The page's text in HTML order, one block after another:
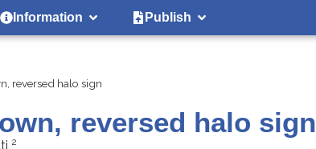
Information Publish
reversed halo sign
reversed halo sign
2